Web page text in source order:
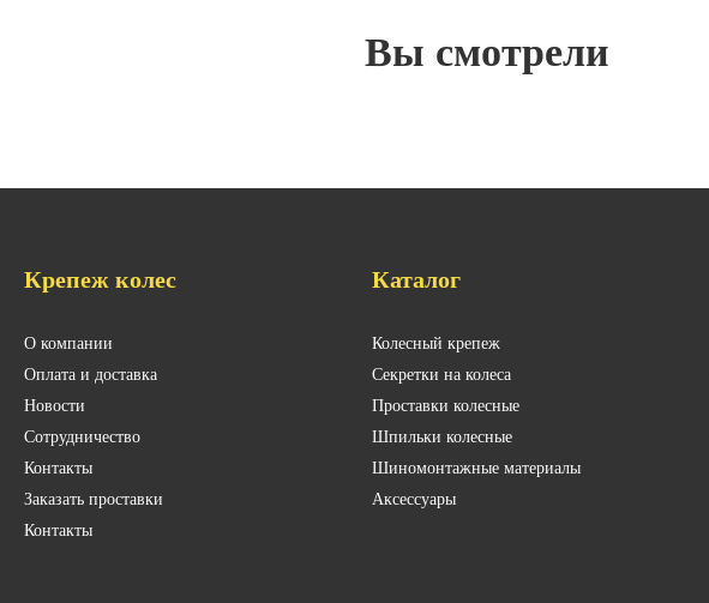
Вы смотрели
Крепеж колес
О компании
Оплата и доставка
Новости
Сотрудничество
Контакты
Заказать проставки
Контакты
Каталог
Колесный крепеж
Секретки на колеса
Проставки колесные
Шпильки колесные
Шиномонтажные материалы
Аксессуары